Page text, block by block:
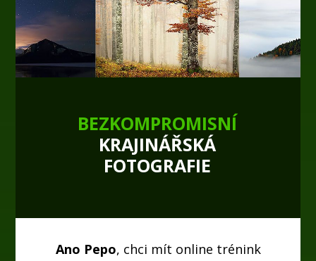
BEZKOMPROMISNÍ
KRAJINÁŘSKÁ
FOTOGRAFIE
Ano Pepo, chci mít online trénink